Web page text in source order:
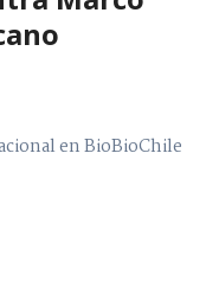
en BioBioChile